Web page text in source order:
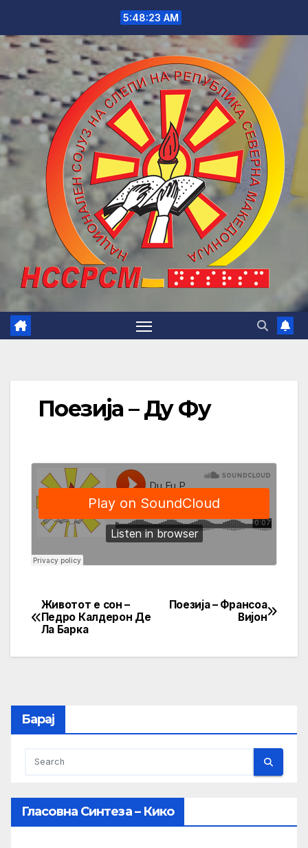
content
5:48:23 AM
Поезија – Ду Фу
Post
navigation
Поезија – Франсоа
Вијон
Животот е сон –
Педро Калдерон Де
Ла Барка
Барај
Гласовна Синтеза – Кико